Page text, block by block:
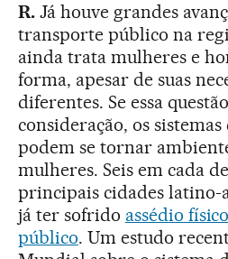
R.Já houve grandes
transporte público na
ainda trata mulheres e
forma, apesar de suas
diferentes. Se essa
consideração, os
podem se tornar
mulheres. Seis em cada
principais cidades latino-
já ter sofrido assédio
público. Um estudo